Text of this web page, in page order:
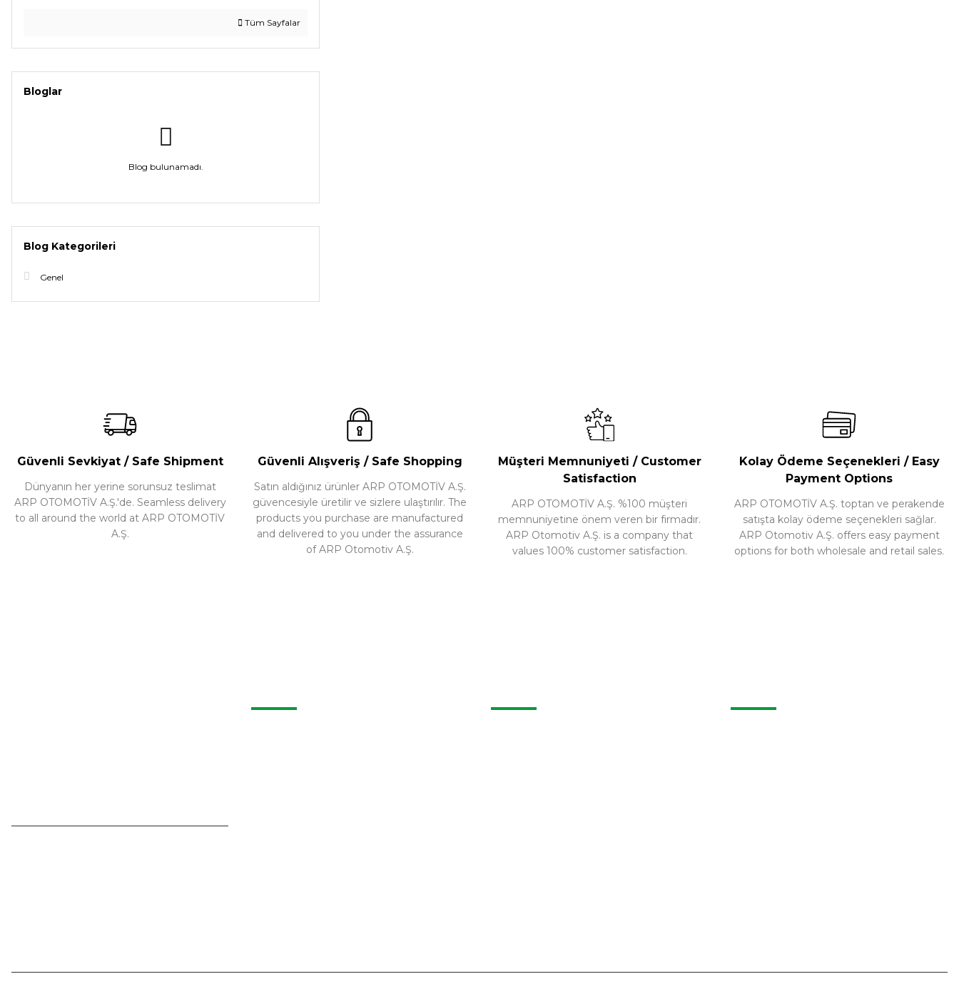
Tüm Sayfalar
Bloglar
Blog bulunamadı.
Blog Kategorileri
Genel
Güvenli Sevkiyat / Safe Shipment
Dünyanın her yerine sorunsuz teslimat
ARP OTOMOTİV A.Ş.'de. Seamless delivery
to all around the world at ARP OTOMOTİV
A.Ş.
Güvenli Alışveriş / Safe Shopping
Satın aldığınız ürünler ARP OTOMOTİV A.Ş.
güvencesiyle üretilir ve sizlere ulaştırılır. The
products you purchase are manufactured
and delivered to you under the assurance
of ARP Otomotiv A.Ş.
Müşteri Memnuniyeti / Customer
Satisfaction
ARP OTOMOTİV A.Ş. %100 müşteri
memnuniyetine önem veren bir firmadır.
ARP Otomotiv A.Ş. is a company that
values 100% customer satisfaction.
Kolay Ödeme Seçenekleri / Easy
Payment Options
ARP OTOMOTİV A.Ş. toptan ve perakende
satışta kolay ödeme seçenekleri sağlar.
ARP Otomotiv A.Ş. offers easy payment
options for both wholesale and retail sales.